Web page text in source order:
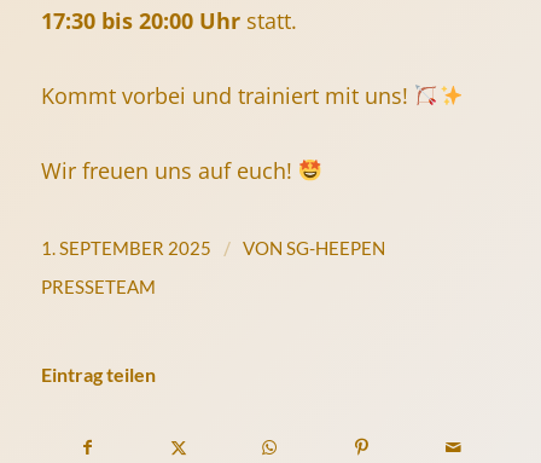
17:30 bis 20:00 Uhrstatt.
Kommt vorbei und trainiert mit uns!
Wir freuen uns auf euch!
1. SEPTEMBER 2025 / VON SG-HEEPEN
PRESSETEAM
Eintrag teilen